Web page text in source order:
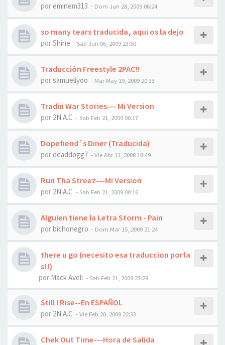
por eminem313 - Dom Jun 28, 2009 06:24
so many tears traducida, aqui os la dejo
porShine - Sab Jun 06, 2009 23:50
Traducción Freestyle 2PAC!!
porsamueliyoo - Mar May 19, 2009 20:33
Tradin War Stories--- Mi Version
por 2N.A.C - Sab Feb 21, 2009 00:17
Dopefiend´s Diner (Traducida)
por deaddogg7 -Vie Abr 11, 2008 18:49
Run Tha Streez---Mi Version
por 2N.A.C - Sab Feb 21, 2009 00:16
Alguien tiene la Letra Storm - Pain
porbichonegro - Dom Mar 15, 2009 21:24
there u go (necesito esa traduccion porfa
s! !)
por Mack Aveli - Sab Feb 21, 2009 23:28
Still I Rise--En ESPAÑOL
por 2N.A.C -Vie Feb 20, 2009 22:33
Chek Out Time---Hora de Salida